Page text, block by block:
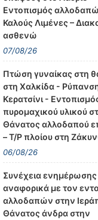
Εντοπισμός
Καλούς Λιμένες –
ασθενώ
07/08/26
Πτώση γυναίκας στη
στη Χαλκίδα -
Κερατσίνι -
πυρομαχικού υλικού
Θάνατος αλλοδαπού
– Τ/Ρ πλοίου στη
06/08/26
Συνέχεια ενημέρωσης
αναφορικά με τον
αλλοδαπών στην
Θάνατος άνδρα στην